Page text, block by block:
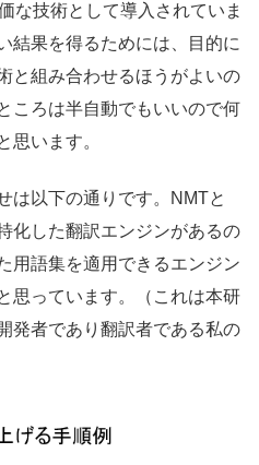
な技術として導入されていま
結果を得るためには、目的に
と組み合わせるほうがよいの
ころは半自動でもいいので何
思います。
は以下の通りです。NMTと
化した翻訳エンジンがあるの
用語集を適用できるエンジン
思っています。（これは本研
発者であり翻訳者である私の